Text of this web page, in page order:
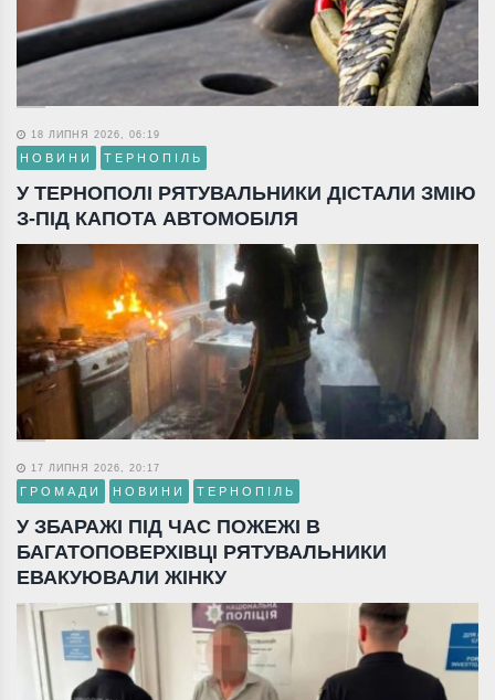
18 ЛИПНЯ 2026, 06:19
НОВИНИ ТЕРНОПІЛЬ
У ТЕРНОПОЛІ РЯТУВАЛЬНИКИ ДІСТАЛИ ЗМІЮ
З-ПІД КАПОТА АВТОМОБІЛЯ
17 ЛИПНЯ 2026, 20:17
ГРОМАДИ НОВИНИ ТЕРНОПІЛЬ
У ЗБАРАЖІ ПІД ЧАС ПОЖЕЖІ В
БАГАТОПОВЕРХІВЦІ РЯТУВАЛЬНИКИ
ЕВАКУЮВАЛИ ЖІНКУ